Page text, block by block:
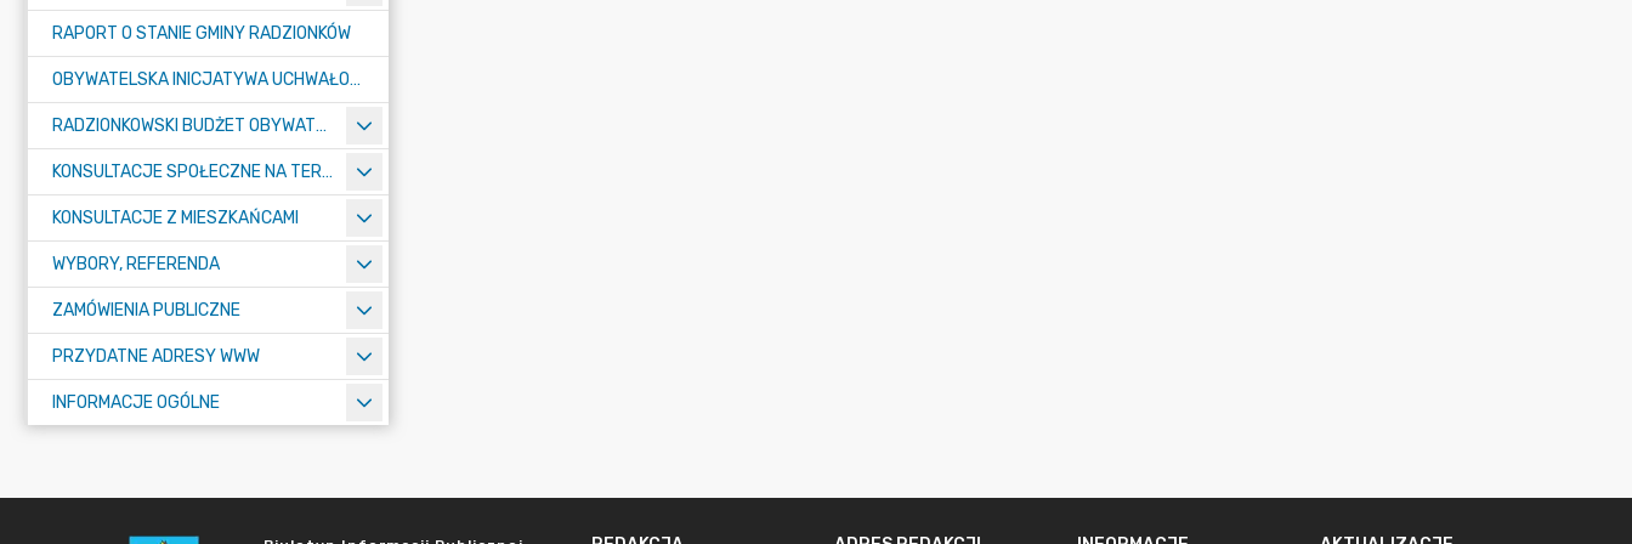
RAPORT O STANIE GMINY RADZIONKÓW
OBYWATELSKA INICJATYWA UCHWAŁODAWCZA
RADZIONKOWSKI BUDŻET OBYWATELSKI
KONSULTACJE SPOŁECZNE NA TERENIE MIASTA RADZIONKÓW
KONSULTACJE Z MIESZKAŃCAMI
WYBORY, REFERENDA
ZAMÓWIENIA PUBLICZNE
PRZYDATNE ADRESY WWW
INFORMACJE OGÓLNE